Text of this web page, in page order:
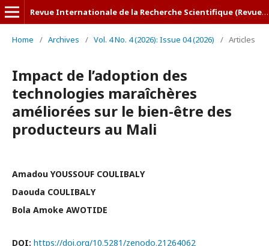
Revue Internationale de la Recherche Scientifique (Revue-IRS)
Home / Archives / Vol. 4 No. 4 (2026): Issue 04 (2026) / Articles
Impact de l’adoption des
technologies maraîchères
améliorées sur le bien-être des
producteurs au Mali
Amadou YOUSSOUF COULIBALY
Daouda COULIBALY
Bola Amoke AWOTIDE
DOI: https://doi.org/10.5281/zenodo.21264062